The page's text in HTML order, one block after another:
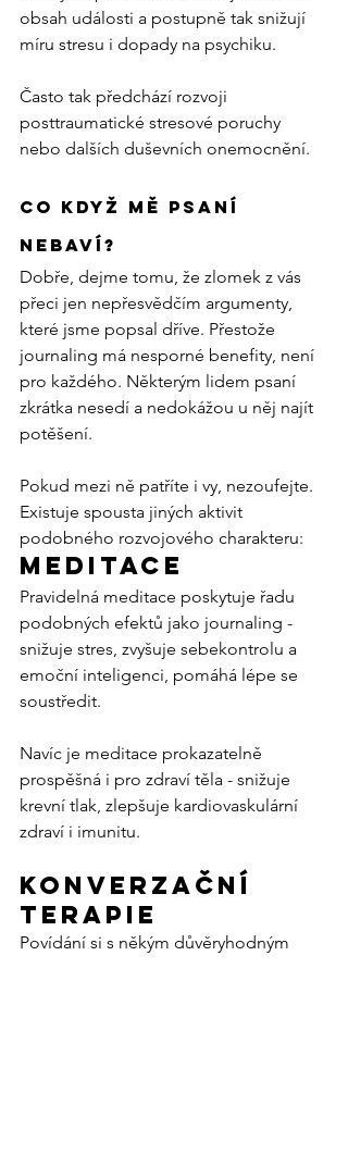
obsah události a postupně tak snižují
míru stresu i dopady na psychiku.
Často tak předchází rozvoji
posttraumatické stresové poruchy
nebo dalších duševních onemocnění.
Co když mě psaní
nebaví?
Dobře, dejme tomu, že zlomek z vás
přeci jen nepřesvědčím argumenty,
které jsme popsal dříve. Přestože
journaling má nesporné benefity, není
pro každého. Některým lidem psaní
zkrátka nesedí a nedokážou u něj najít
potěšení.
Pokud mezi ně patříte i vy, nezoufejte.
Existuje spousta jiných aktivit
podobného rozvojového charakteru:
Meditace
Pravidelná meditace poskytuje řadu
podobných efektů jako journaling -
snižuje stres, zvyšuje sebekontrolu a
emoční inteligenci, pomáhá lépe se
soustředit.
Navíc je meditace prokazatelně
prospěšná i pro zdraví těla - snižuje
krevní tlak, zlepšuje kardiovaskulární
zdraví i imunitu.
Konverzační
terapie
Povídání si s někým důvěryhodným